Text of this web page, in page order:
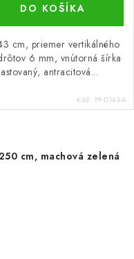
DO KOŠÍKA
cm, priemer vertikálného
6 mm, vnútorná šírka
antracitová...
Kód: PP-D143-A
cm, machová zelená